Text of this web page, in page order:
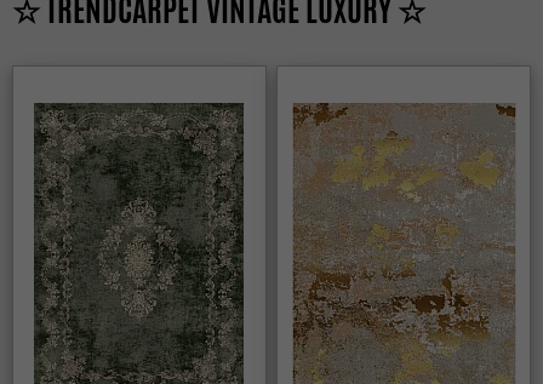
☆ TRENDCARPET VINTAGE LUXURY ☆